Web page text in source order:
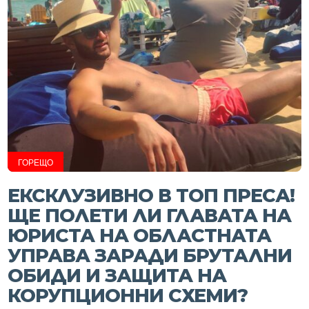
ГОРЕЩО
ЕКСКЛУЗИВНО В ТОП ПРЕСА!
ЩЕ ПОЛЕТИ ЛИ ГЛАВАТА НА
ЮРИСТА НА ОБЛАСТНАТА
УПРАВА ЗАРАДИ БРУТАЛНИ
ОБИДИ И ЗАЩИТА НА
КОРУПЦИОННИ СХЕМИ?